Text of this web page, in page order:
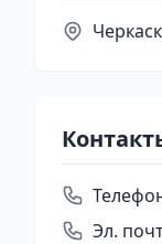
Эл.